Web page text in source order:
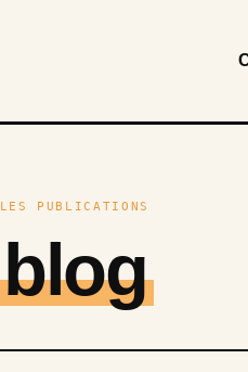
PUBLICATIONS
blog